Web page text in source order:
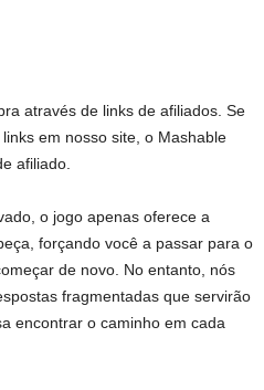
através de links de afiliados. Se
em nosso site, o Mashable
afiliado.
o jogo apenas oferece a
forçando você a passar para o
de novo. No entanto, nós
fragmentadas que servirão
encontrar o caminho em cada